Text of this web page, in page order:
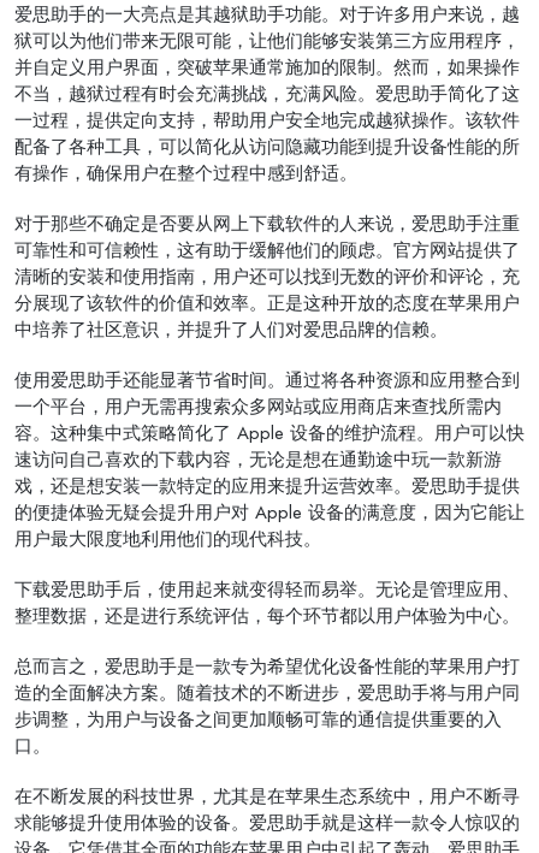
爱思助手的一大亮点是其越狱助手功能。对于许多用户来说，越
狱可以为他们带来无限可能，让他们能够安装第三方应用程序，
并自定义用户界面，突破苹果通常施加的限制。然而，如果操作
不当，越狱过程有时会充满挑战，充满风险。爱思助手简化了这
一过程，提供定向支持，帮助用户安全地完成越狱操作。该软件
配备了各种工具，可以简化从访问隐藏功能到提升设备性能的所
有操作，确保用户在整个过程中感到舒适。
对于那些不确定是否要从网上下载软件的人来说，爱思助手注重
可靠性和可信赖性，这有助于缓解他们的顾虑。官方网站提供了
清晰的安装和使用指南，用户还可以找到无数的评价和评论，充
分展现了该软件的价值和效率。正是这种开放的态度在苹果用户
中培养了社区意识，并提升了人们对爱思品牌的信赖。
使用爱思助手还能显著节省时间。通过将各种资源和应用整合到
一个平台，用户无需再搜索众多网站或应用商店来查找所需内
容。这种集中式策略简化了 Apple 设备的维护流程。用户可以快
速访问自己喜欢的下载内容，无论是想在通勤途中玩一款新游
戏，还是想安装一款特定的应用来提升运营效率。爱思助手提供
的便捷体验无疑会提升用户对 Apple 设备的满意度，因为它能让
用户最大限度地利用他们的现代科技。
下载爱思助手后，使用起来就变得轻而易举。无论是管理应用、
整理数据，还是进行系统评估，每个环节都以用户体验为中心。
总而言之，爱思助手是一款专为希望优化设备性能的苹果用户打
造的全面解决方案。随着技术的不断进步，爱思助手将与用户同
步调整，为用户与设备之间更加顺畅可靠的通信提供重要的入
口。
在不断发展的科技世界，尤其是在苹果生态系统中，用户不断寻
求能够提升使用体验的设备。爱思助手就是这样一款令人惊叹的